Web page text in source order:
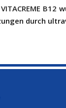
VITACREME B12
durch